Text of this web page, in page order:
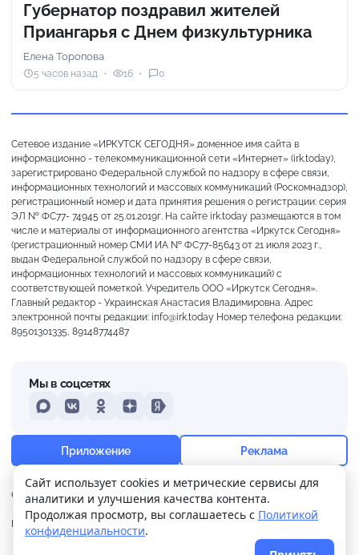
+16° Преимущественно ясно
Ощущается как +16
5 м/с 757 мм 99%
Губернатор поздравил жителей
Приангарья с Днем физкультурника
Елена Торопова
5 часов назад 16 0
Сетевое издание «ИРКУТСК СЕГОДНЯ» доменное имя сайта в
информационно - телекоммуникационной сети «Интернет» (irk.today),
зарегистрировано Федеральной службой по надзору в сфере связи,
информационных технологий и массовых коммуникаций (Роскомнадзор),
регистрационный номер и дата принятия решения о регистрации: серия
ЭЛ № ФС77- 74945 от 25.01.2019г. На сайте irk.today размещаются в том
числе и материалы от информационного агентства «Иркутск Сегодня»
(регистрационный номер СМИ ИА № ФС77-85643 от 21 июля 2023 г.,
выдан Федеральной службой по надзору в сфере связи,
информационных технологий и массовых коммуникаций) с
соответствующей пометкой. Учредитель ООО «Иркутск Сегодня».
Главный редактор - Украинская Анастасия Владимировна. Адрес
электронной почты редакции: info@irk.today Номер телефона редакции:
89501301335, 89148774487
О нас Контакты Прислать новость
Реклама
Политика
конфиденциальности
Мы в соцсетях
MAXVKontakteOdnoklassniki
DzenYandex
Приложение Реклама
Сайт использует cookies и метрические сервисы для
аналитики и улучшения качества контента.
Продолжая просмотр, вы соглашаетесь с Политикой
конфиденциальности.